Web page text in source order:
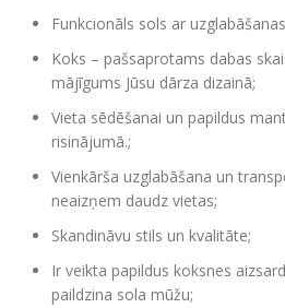
Funkcionāls sols ar
Koks – pašsaprotams dabas
mājīgums Jūsu dārza dizainā;
Vieta sēdēšanai un papildus
risinājumā.;
Vienkārša uzglabāšana un
neaizņem daudz vietas;
Skandināvu stils un kvalitāte;
Ir veikta papildus koksnes
paildzina sola mūžu;